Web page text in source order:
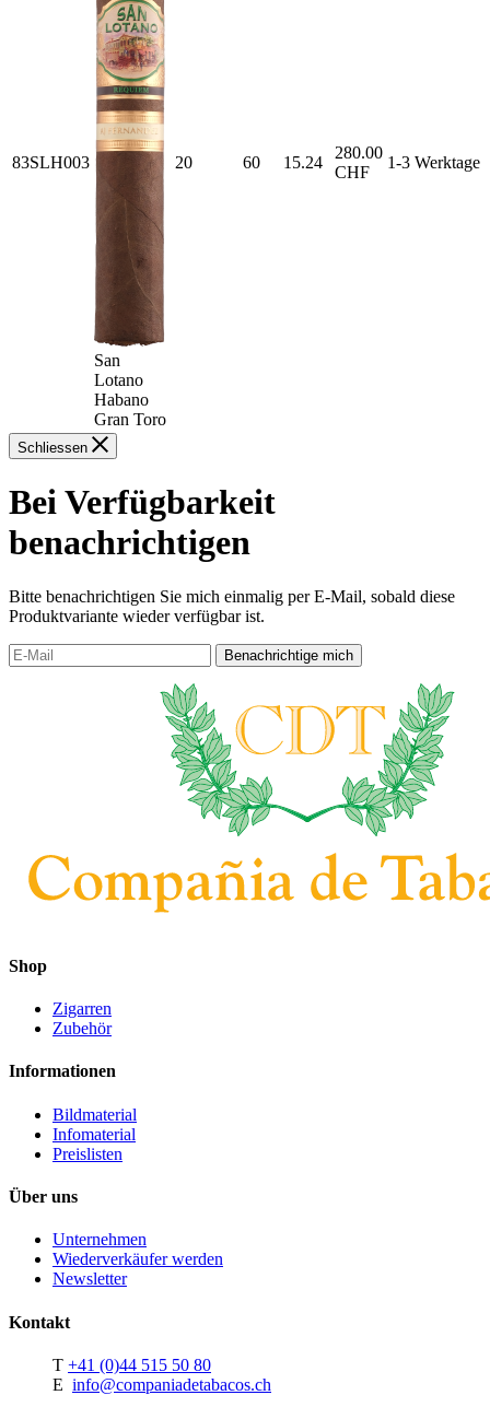
83SLH003
San
Lotano
Habano
Gran Toro
20 60 15.24
280.00
CHF
1-3 Werktage
Schliessen
Bei Verfügbarkeit
benachrichtigen
Bitte benachrichtigen Sie mich einmalig per E-Mail, sobald diese
Produktvariante wieder verfügbar ist.
Shop
Zigarren
Zubehör
Informationen
Bildmaterial
Infomaterial
Preislisten
Über uns
Unternehmen
Wiederverkäufer werden
Newsletter
Kontakt
T +41 (0)44 515 50 80
E info@companiadetabacos.ch